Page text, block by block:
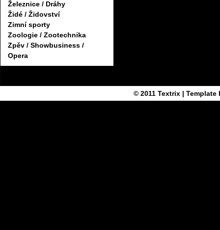
Železnice / Dráhy
Židé / Židovství
Zimní sporty
Zoologie / Zootechnika
Zpěv / Showbusiness /
Opera
© 2011 Textrix| Template